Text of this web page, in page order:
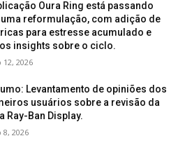
Oura Ring está passando
reformulação, com adição de
para estresse acumulado e
insights sobre o ciclo.
12, 2026
Levantamento de opiniões dos
usuários sobre a revisão da
Ray-Ban Display.
8, 2026